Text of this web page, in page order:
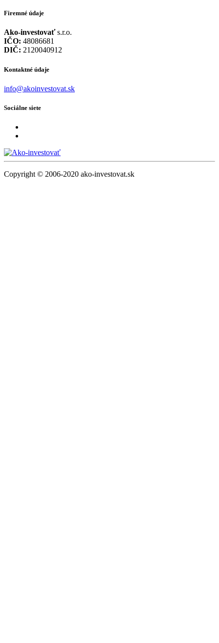
Firemné údaje
Ako-investovaťs.r.o.
IČO: 48086681
DIČ: 2120040912
Kontaktné údaje
info@akoinvestovat.sk
Sociálne siete
Copyright © 2006-2020 ako-investovat.sk